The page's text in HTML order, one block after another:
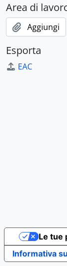
Area di
Aggiungi
Esporta
EAC
Informativa
Le tue